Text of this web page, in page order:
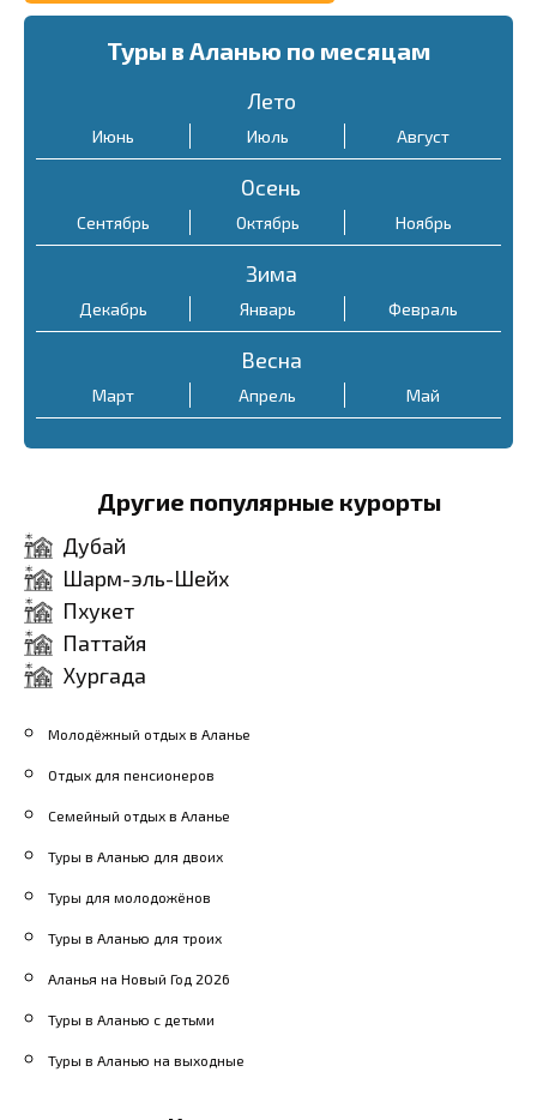
Туры в Аланью по месяцам
Лето
Июнь Июль Август
Осень
Сентябрь Октябрь Ноябрь
Зима
Декабрь Январь Февраль
Весна
Март Апрель Май
Другие популярные курорты
Дубай
Шарм-эль-Шейх
Пхукет
Паттайя
Хургада
Молодёжный отдых в Аланье
Отдых для пенсионеров
Семейный отдых в Аланье
Туры в Аланью для двоих
Туры для молодожёнов
Туры в Аланью для троих
Аланья на Новый Год 2026
Туры в Аланью с детьми
Туры в Аланью на выходные
сравнению с летними
месяцами. Номера в
отелях могут стоить от $30
Сентябрь - ноябрь: Осень
также подходит для
экономного отдыха.
Погода всё ещё тёплая, а
цены начинают снижаться
после окончания высокого
найти хорошие
$35−60 за ночь.
февраль): Хотя это не
самый популярный сезон
авиабилеты в это время
гораздо ниже. Номера
можно найти даже от $25
за ночь, но имейте в виду,
что погода может быть
прохладной, и многие